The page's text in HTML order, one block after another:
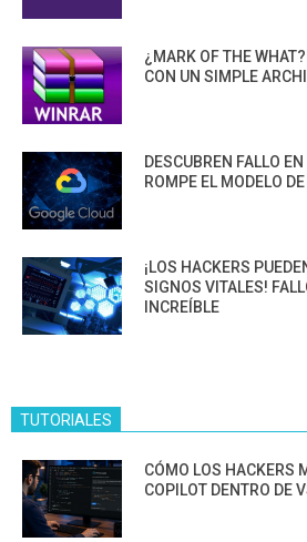
¿MARK OF THE
CON UN SIMPLE
DESCUBREN FALLO
ROMPE EL MODELO
¡LOS HACKERS
SIGNOS VITALES!
INCREÍBLE
TUTORIALES
CÓMO LOS HACKERS
COPILOT DENTRO DE